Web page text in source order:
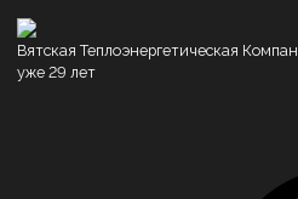
Вятская Теплоэнергетическая
уже 29 лет